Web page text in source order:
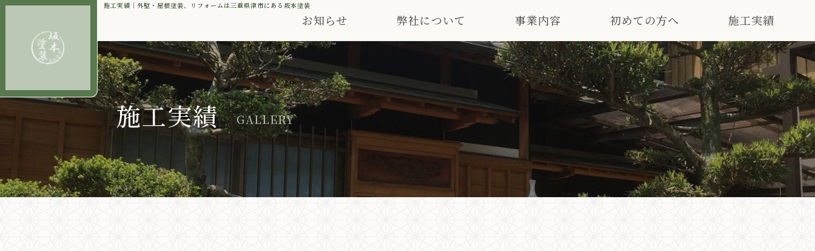
施工実績｜外壁・屋根塗装、リフォームは三重県津市にある坂本塗装
お知らせ 弊社について 事業内容 初めての方へ 施工実績
施工実績 GALLERY